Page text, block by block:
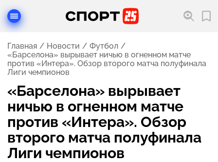
Главная Новости
Футбол
«Барселона» вырывает ничью в огненном матче
против «Интера». Обзор второго матча полуфинала
Лиги чемпионов
«Барселона» вырывает
ничью в огненном матче
против «Интера». Обзор
второго матча полуфинала
Лиги чемпионов